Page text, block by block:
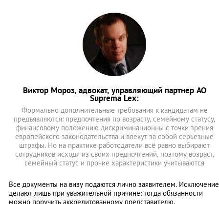
Виктор Мороз, адвокат, управляющий партнер АО
Suprema Lex:
Формально дополнительные требования к кандидатам не
предъявляются: предпочтения по возрасту, семейному статусу,
финансовому положению дискриминационны с точки зрения
европейского законодательства и влекут за собой серьезные
штрафы. Но на практике работодатели всё равно выбирают
сотрудников исходя из своих предпочтений, поэтому возраст,
семейный статус и прочие характеристики учитываются
Все документы на визу подаются лично заявителем. Исключение
делают лишь при уважительной причине: тогда обязанности
можно поручить аккредитованному представителю.